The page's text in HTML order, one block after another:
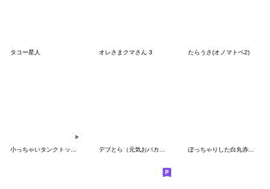
タコー星人 オレさまクマさん 3 たらうさ(オノマトペ2)
ぽっちゃりした白丸赤太郎(社畜)